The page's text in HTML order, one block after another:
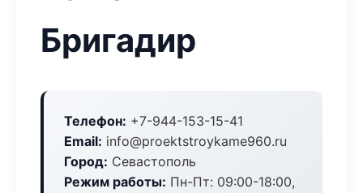
Бригадир
Телефон: +7-944-153-15-41
Email: info@proektstroykame960.ru
Город: Севастополь
Режим работы: Пн-Пт: 09:00-18:00,